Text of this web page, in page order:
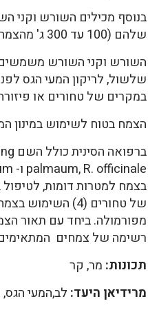
בנוסף מכילים השורש וקני
שלהם (100 עד 300 ג' מהצמח) מסייעים לעצירת שלשול.
השורש וקני השורש
שלשול, לריקון המעי הגס
במקרים של טחורים או
הצמח בטוח לשימוש במינון
בצמח למטרות דומות, לטיפול
של טחורים (4)
מפורמולה. ביחד עם תאור
רשימה של צמחים המתאימים
תכונות: מר, קר
מרידיאן היעד: לב,המעי